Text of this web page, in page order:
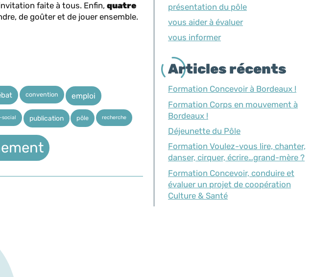
faite à tous. Enfin, quatre
de goûter et de jouer ensemble.
convention emploi
social publication pôle recherche
présentation du pôle
vous aider à évaluer
vous informer
Articles récents
Formation Concevoir à Bordeaux !
Formation Corps en mouvement à
Bordeaux !
Déjeunette du Pôle
Formation Voulez-vous lire, chanter,
danser, cirquer, écrire…grand-mère ?
Formation Concevoir, conduire et
évaluer un projet de coopération
Culture & Santé